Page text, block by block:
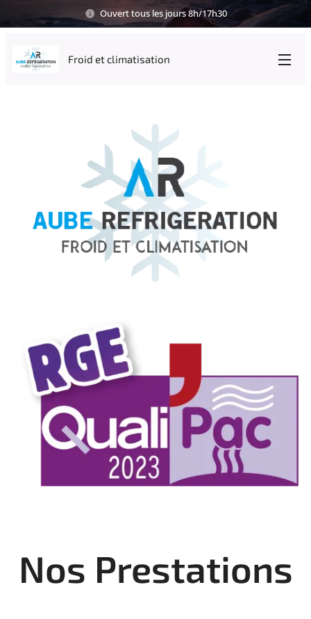
Ouvert tous les jours 8h/17h30
Froid et climatisation
Nos Prestations